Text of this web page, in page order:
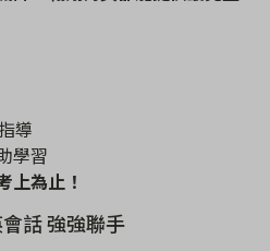
導
學習
上為止！
話 強強聯手